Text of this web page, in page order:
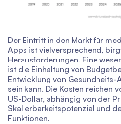
Der Eintritt in den Markt für
Apps ist vielversprechend,
Herausforderungen. Eine
ist die Einhaltung von
Entwicklung von
sein kann. Die Kosten reichen
US-Dollar, abhängig von der
Skalierbarkeitspotenzial und
Funktionen.